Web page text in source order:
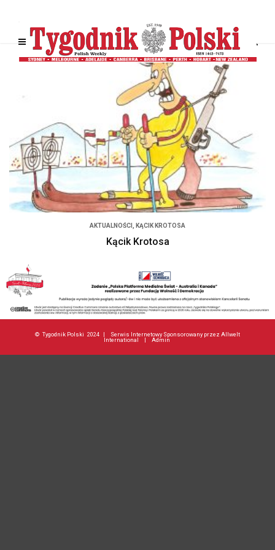
AKTUALNOŚCI , KĄCIK KROTOSA
Kącik Krotosa
© Tygodnik Polski 2024 |
Serwis Internetowy Sponsorowany przez Allwelt
International
| Admin